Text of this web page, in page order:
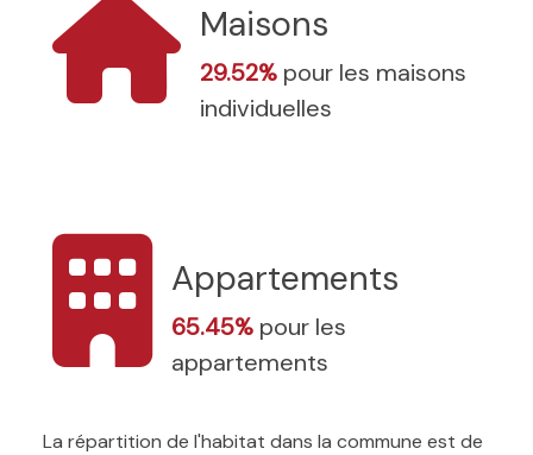
Maisons
29.52% pour les maisons
individuelles
Appartements
65.45% pour les
appartements
La répartition de l'habitat dans la commune est de